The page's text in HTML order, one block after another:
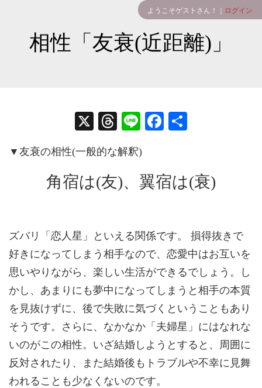
ようこそゲストさん！｜ ログイン
相性「友衰(近距離)」
X
T
ea
ds
Li
Fa
ok
▼友衰の相性(一般的な解釈)
角宿は(友)、翼宿は(衰)
ズバリ「恋人星」といえる関係です。 損得抜きで
好きになってしまう相手なので、恋愛中はお互いを
思いやりながら、楽しい生活ができるでしょう。し
かし、あまりにも夢中になってしまうと相手の本質
を見抜けずに、後で失敗に気づくということもあり
そうです。さらに、なかなか「夫婦星」にはなれな
いのがこの相性。いざ結婚しようとすると、周囲に
反対されたり、また結婚後もトラブルや不幸に見舞
われることも少なくないのです。